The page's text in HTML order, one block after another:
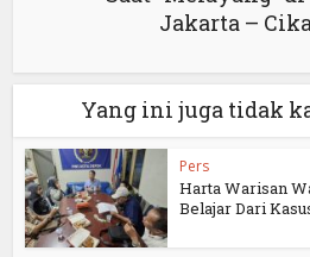
Jakarta –
Yang ini juga tidak
Pers
Harta Warisan
Belajar Dari